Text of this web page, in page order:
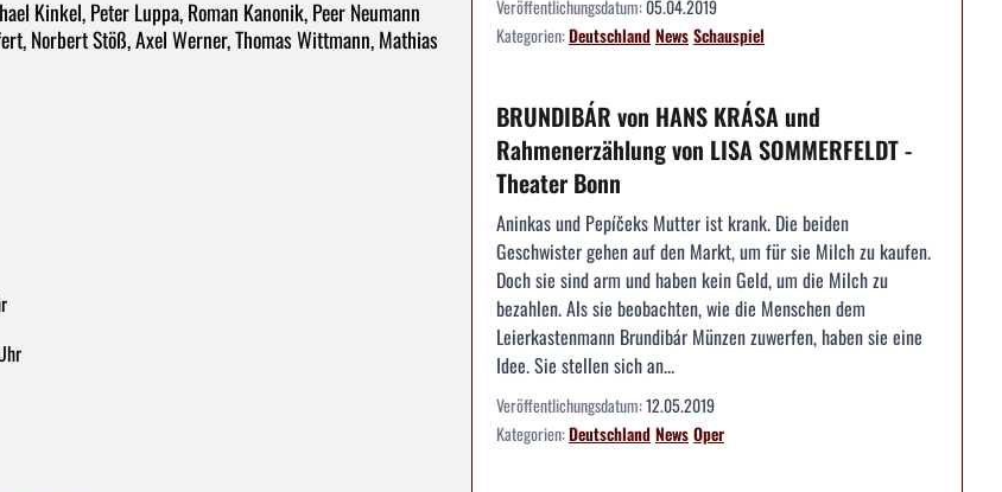
Kinkel, Peter Luppa, Roman Kanonik, Peer Neumann
Norbert Stöß, Axel Werner, Thomas Wittmann, Mathias
Veröffentlichungsdatum:05.04.2019
Kategorien:DeutschlandNewsSchauspiel
BRUNDIBÁR von HANS KRÁSA und
Rahmenerzählung von LISA SOMMERFELDT -
Theater Bonn
Aninkas und Pepíčeks Mutter ist krank. Die beiden
Geschwister gehen auf den Markt, um für sie Milch zu kaufen.
Doch sie sind arm und haben kein Geld, um die Milch zu
bezahlen. Als sie beobachten, wie die Menschen dem
Leierkastenmann Brundibár Münzen zuwerfen, haben sie eine
Idee. Sie stellen sich an...
Veröffentlichungsdatum:12.05.2019
Kategorien:DeutschlandNewsOper